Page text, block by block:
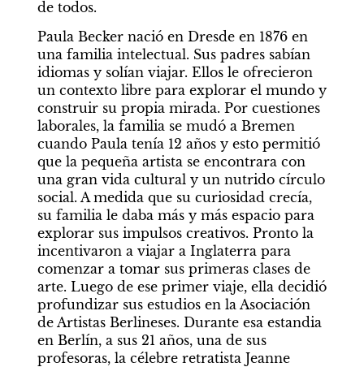
de todos.
Paula Becker nació en Dresde en 1876 en
una familia intelectual. Sus padres sabían
idiomas y solían viajar. Ellos le ofrecieron
un contexto libre para explorar el mundo y
construir su propia mirada. Por cuestiones
laborales, la familia se mudó a Bremen
cuando Paula tenía 12 años y esto permitió
que la pequeña artista se encontrara con
una gran vida cultural y un nutrido círculo
social. A medida que su curiosidad crecía,
su familia le daba más y más espacio para
explorar sus impulsos creativos. Pronto la
incentivaron a viajar a Inglaterra para
comenzar a tomar sus primeras clases de
arte. Luego de ese primer viaje, ella decidió
profundizar sus estudios en la Asociación
de Artistas Berlineses. Durante esa estandia
en Berlín, a sus 21 años, una de sus
profesoras, la célebre retratista Jeanne